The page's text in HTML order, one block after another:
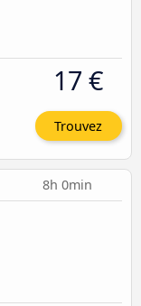
17 €
Trouvez
8h 0min